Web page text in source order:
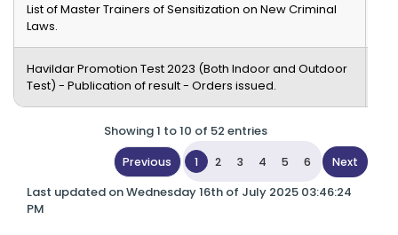
List of Master Trainers of Sensitization on New Criminal
Laws.
Havildar Promotion Test 2023 (Both Indoor and Outdoor
Test) - Publication of result - Orders issued.
Showing 1 to 10 of 52 entries
Previous 1 2 3 4 5 6 Next
Last updated on Wednesday 16th of July 2025 03:46:24
PM